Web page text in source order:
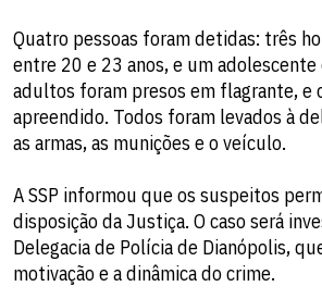
Quatro pessoas foram detidas: três
entre 20 e 23 anos, e um adolescente
adultos foram presos em flagrante, e
apreendido. Todos foram levados à
as armas, as munições e o veículo.
A SSP informou que os suspeitos
disposição da Justiça. O caso será
Delegacia de Polícia de Dianópolis,
motivação e a dinâmica do crime.